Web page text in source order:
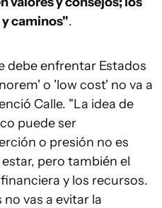
caminos".
debe enfrentar Estados
o 'low cost' no va a
Calle. "La idea de
puede ser
o presión no es
pero también el
y los recursos.
vas a evitar la